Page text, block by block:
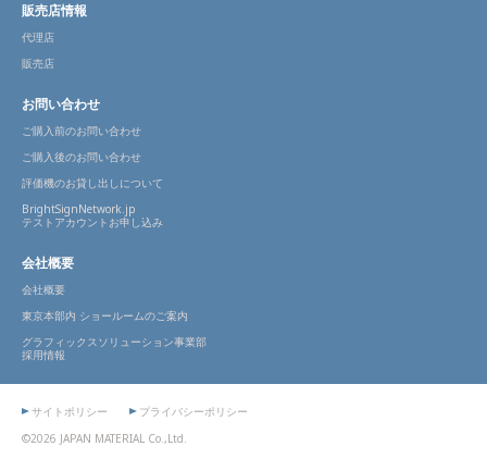
販売店情報
代理店
販売店
お問い合わせ
ご購入前のお問い合わせ
ご購入後のお問い合わせ
評価機のお貸し出しについて
BrightSignNetwork.jp
テストアカウントお申し込み
会社概要
会社概要
東京本部内 ショールームのご案内
グラフィックスソリューション事業部
採用情報
©2026 JAPAN MATERIAL Co.,Ltd.
サイトポリシー プライバシーポリシー